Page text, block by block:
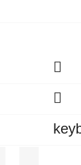

